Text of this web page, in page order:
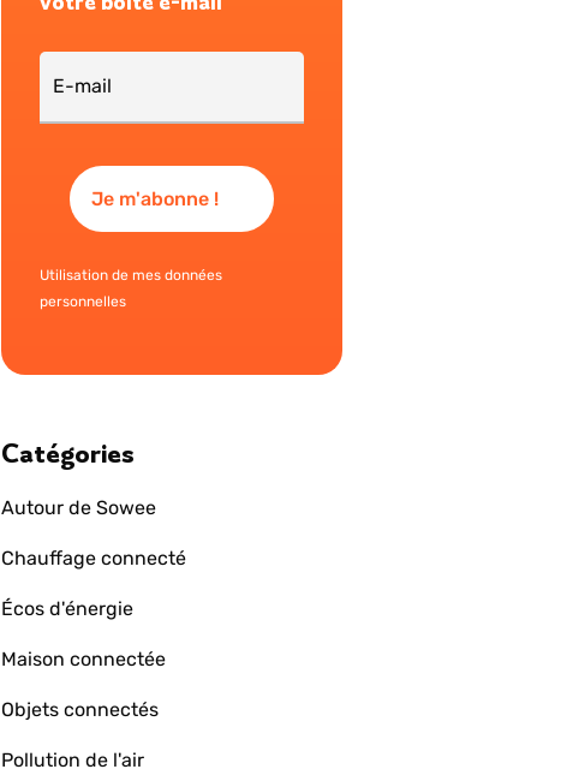
Utilisation de mes données
personnelles
Catégories
Autour de Sowee
Chauffage connecté
Écos d'énergie
Maison connectée
Objets connectés
Pollution de l'air